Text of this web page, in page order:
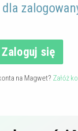
dla
Zaloguj się
na Magwet? Załóż